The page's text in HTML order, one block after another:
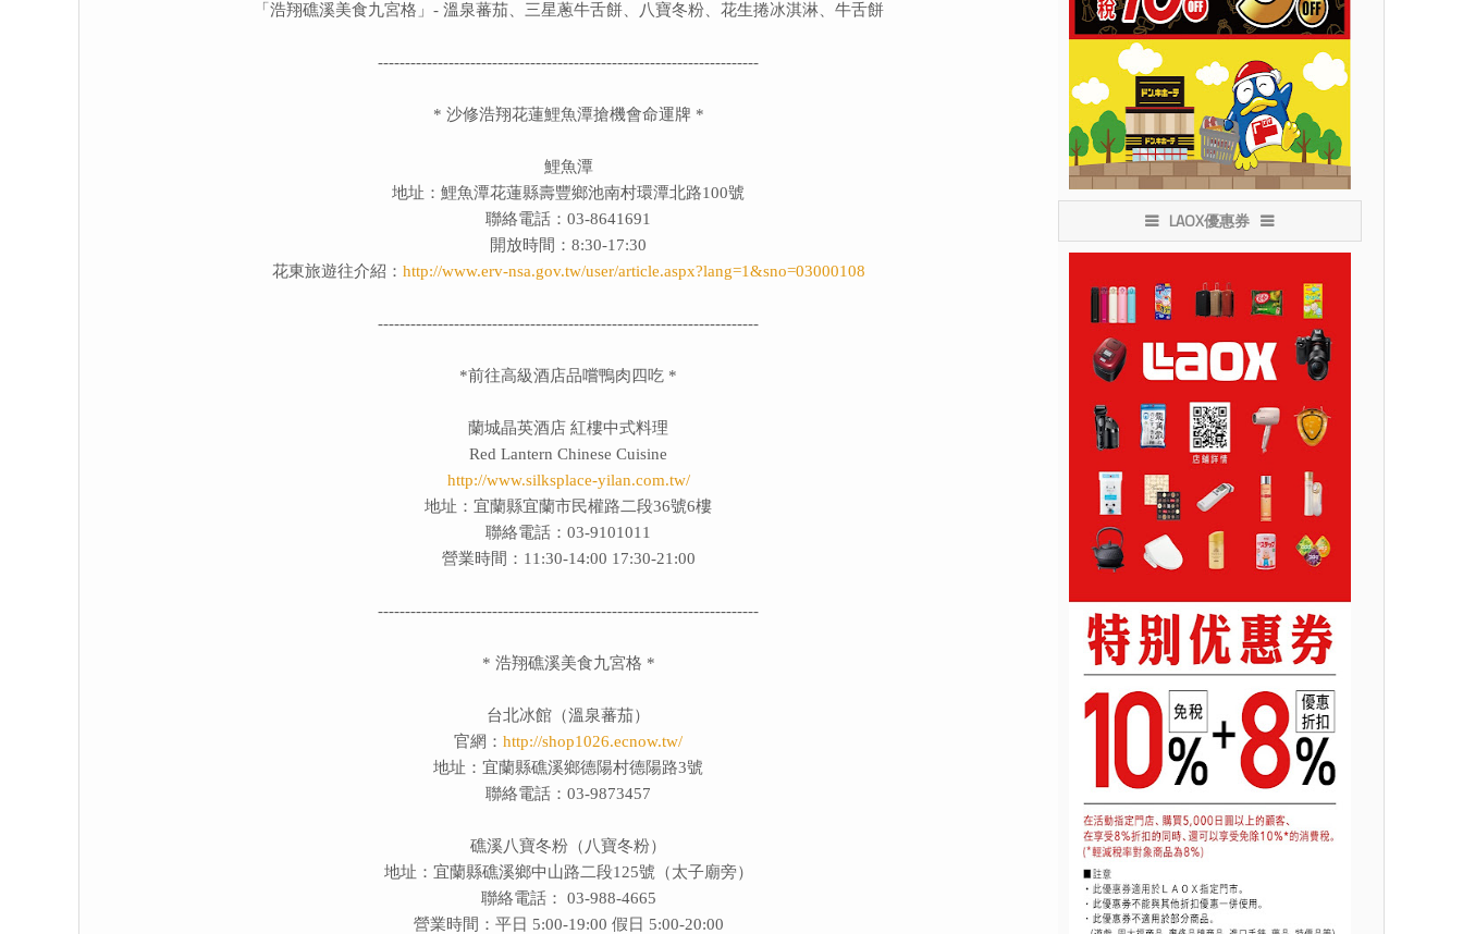
「浩翔礁溪美食九宮格」- 溫泉蕃茄、三星蔥牛舌餅、八寶冬粉、花生捲冰淇淋、牛舌餅
----------------------------------------------------------------------
* 沙修浩翔花蓮鯉魚潭搶機會命運牌 *
鯉魚潭
地址：鯉魚潭花蓮縣壽豐鄉池南村環潭北路100號
聯絡電話：03-8641691
開放時間：8:30-17:30
花東旅遊往介紹： http://www.erv-nsa.gov.tw/user/article.aspx?lang=1&sno=03000108
----------------------------------------------------------------------
*前往高級酒店品嚐鴨肉四吃 *
蘭城晶英酒店 紅樓中式料理
Red Lantern Chinese Cuisine
http://www.silksplace-yilan.com.tw/
地址：宜蘭縣宜蘭市民權路二段36號6樓
聯絡電話：03-9101011
營業時間：11:30-14:00 17:30-21:00
----------------------------------------------------------------------
* 浩翔礁溪美食九宮格 *
台北冰館（溫泉蕃茄）
官網：http://shop1026.ecnow.tw/
地址：宜蘭縣礁溪鄉德陽村德陽路3號
聯絡電話：03-9873457
礁溪八寶冬粉（八寶冬粉）
地址：宜蘭縣礁溪鄉中山路二段125號（太子廟旁）
聯絡電話： 03-988-4665
營業時間：平日 5:00-19:00 假日 5:00-20:00
LAOX優惠券